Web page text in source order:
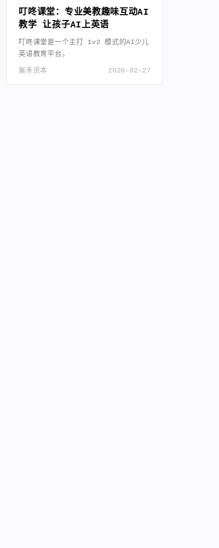
叮咚课堂：专业美教趣味互动AI
教学 让孩子AI上英语
叮咚课堂是一个主打 1v2 模式的AI少儿
英语教育平台。
2020-02-27
襄禾资本